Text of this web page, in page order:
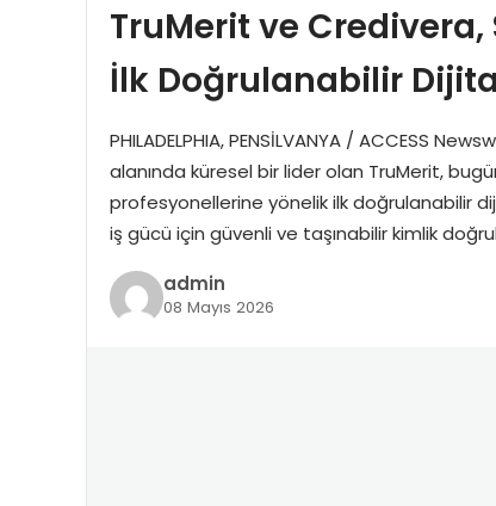
TruMerit ve
İlk Doğrulanabilir
PHILADELPHIA, PENSİLVANYA / ACCESS
alanında küresel bir lider olan TruMerit,
profesyonellerine yönelik ilk doğrulanabilir
iş gücü için güvenli ve taşınabilir kimlik
admin
08 Mayıs 2026